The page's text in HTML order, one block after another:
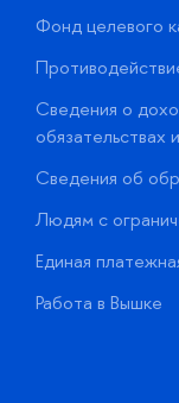
Фонд целевого
Сведения о
обязательствах
Сведения об
Людям с
Единая
Работа в Вышке